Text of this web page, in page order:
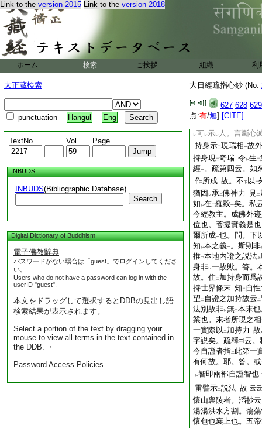
Link to the version 2015 Link to the version 2018
ホーム 検索 ご挨拶 組織 利
大正蔵検索
punctuation Hangul Eng
TextNo. Vol. Page
INBUDS
INBUDS(Bibliographic Database)
Search
Digital Dictionary of Buddhism
電子佛教辭典
パスワードがない場合は「guest」でログインしてくださ
い。
Users who do not have a password can log in with the
userID "guest".
本文をドラッグして選択するとDDBの見出し語
検索結果が表示されます。
Select a portion of the text by dragging your
mouse to view all terms in the text contained in
the DDB. ・
Password Access Policies
大日經疏指心鈔 (No.
627 628 629
点:有/無] [CITE]
如來自證之智等者
乃至 若離 二如
加持世界瑞相
而令レ
疑問 説 此大日經
界設以二神力一不 可
。説與
遺無 令 取 證
云。本地無相自證
レ可レ示レ 人。言斷心
持身示二現瑞相一故
持身現二奇瑞一令レ生 二
經一。疏第四云。如
作所成一故。不下 以 二
猶因 レ承二佛神力 一 見二
如 レ在二羅縠一矣。私
今經教主。成佛外
位也。菩提實義是
爾所成一也。問。下
知 レ本之義一。斯則非
推中本地内證之説法 上
身非レ一故歟。答。
故。住 二 加持身而爲
持世界條末一知 二 自
望 二 自證之加持故云 二
法別故非レ無二本末
業也。末者所現之
一實際以 二 加持力 一
字説矣。疏釋
云。
今自證者指二 此第一
有何故。耶。答。
レ智即兩部自證智也
雷譬示二説法一故 云云
懷山襄陵者。滔抄
湯湯洪水方割。蕩
懷包也襄上也。五